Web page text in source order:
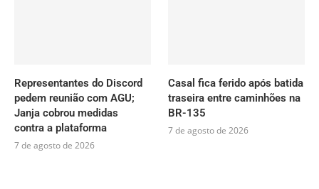
Representantes do Discord
pedem reunião com AGU;
Janja cobrou medidas
contra a plataforma
7 de agosto de 2026
Casal fica ferido após batida
traseira entre caminhões na
BR-135
7 de agosto de 2026